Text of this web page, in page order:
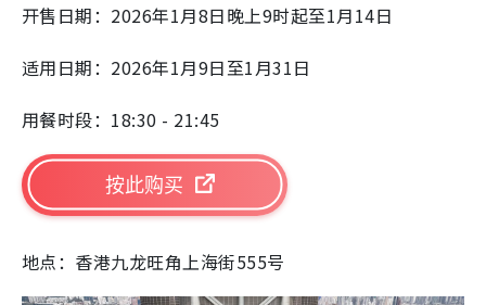
开售日期：2026年1月8日晚上9时起至1月14日
适用日期：2026年1月9日至1月31日
用餐时段：18:30 - 21:45
按此购买
地点：香港九龙旺角上海街555号